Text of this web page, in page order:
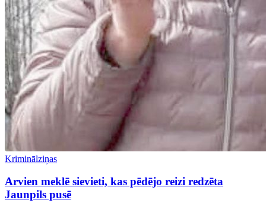
Kriminālziņas
Arvien meklē sievieti, kas pēdējo reizi redzēta
Jaunpils pusē